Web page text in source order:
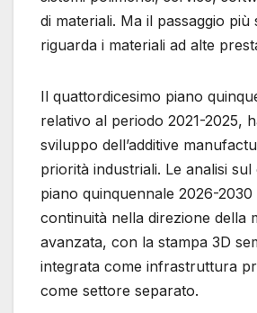
di materiali. Ma il passaggio più
riguarda i materiali ad alte
Il quattordicesimo piano
relativo al periodo 2021-2025,
sviluppo dell’additive
priorità industriali. Le analisi sul
piano quinquennale 2026-
continuità nella direzione della
avanzata, con la stampa 3D
integrata come infrastruttura
come settore separato.